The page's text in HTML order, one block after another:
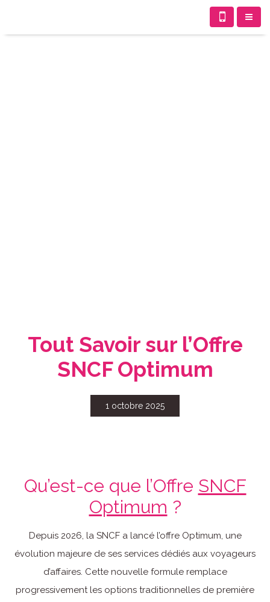
Tout Savoir sur l’Offre
SNCF Optimum
1 octobre 2025
Qu’est-ce que l’Offre SNCF
Optimum ?
Depuis 2026, la SNCF a lancé l’offre Optimum, une
évolution majeure de ses services dédiés aux voyageurs
d’affaires. Cette nouvelle formule remplace
progressivement les options traditionnelles de première